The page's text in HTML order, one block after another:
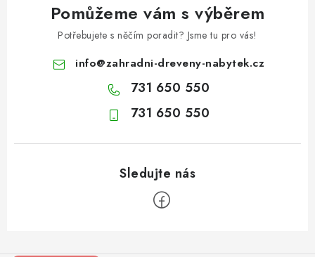
Pomůžeme vám s výběrem
Potřebujete s něčím poradit? Jsme tu pro vás!
info@zahradni-dreveny-nabytek.cz
731 650 550
731 650 550